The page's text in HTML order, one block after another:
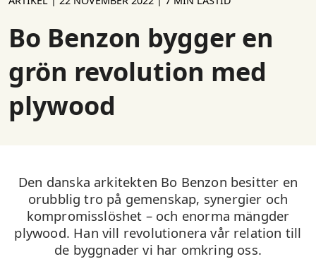
Bo Benzon bygger en
grön revolution med
plywood
Den danska arkitekten Bo Benzon besitter en
orubblig tro på gemenskap, synergier och
kompromisslöshet – och enorma mängder
plywood. Han vill revolutionera vår relation till
de byggnader vi har omkring oss.